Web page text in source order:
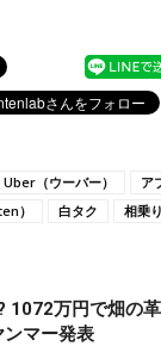
Uber（ウーバー） ア
）
白タク 相乗り
1072万円で畑の
ンマー発表